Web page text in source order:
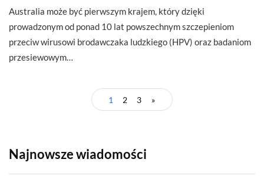
Australia może być pierwszym krajem, który dzięki
prowadzonym od ponad 10 lat powszechnym szczepieniom
przeciw wirusowi brodawczaka ludzkiego (HPV) oraz badaniom
przesiewowym…
1 2 3 »
Najnowsze wiadomości